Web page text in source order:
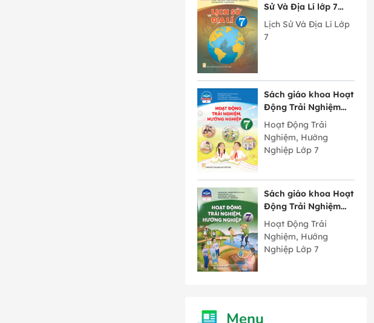
Sử Và Địa Lí lớp 7
Chân Trời Sáng Tạo
Lịch Sử Và Địa Lí Lớp
7
Sách giáo khoa Hoạt
Động Trải Nghiệm
Hướng Nghiệp lớp 7
bản 2 Chân Trời
Sáng Tạo
Hoạt Động Trải
Nghiệm, Hướng
Nghiệp Lớp 7
Sách giáo khoa Hoạt
Động Trải Nghiệm
Hướng Nghiệp lớp 7
bản 1 Chân Trời
Sáng Tạo
Hoạt Động Trải
Nghiệm, Hướng
Nghiệp Lớp 7
Menu